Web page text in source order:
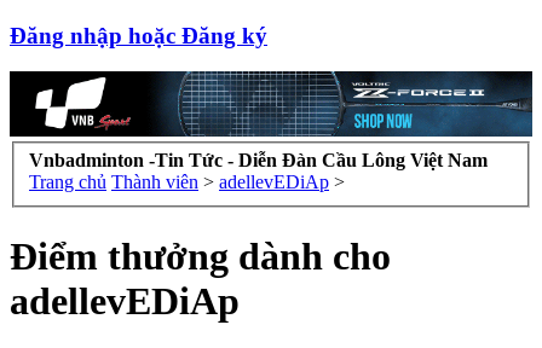
Đăng nhập hoặc Đăng ký
Vnbadminton -Tin Tức - Diễn Đàn Cầu Lông Việt Nam
Trang chủ Thành viên > adellevEDiAp >
Điểm thưởng dành cho
adellevEDiAp